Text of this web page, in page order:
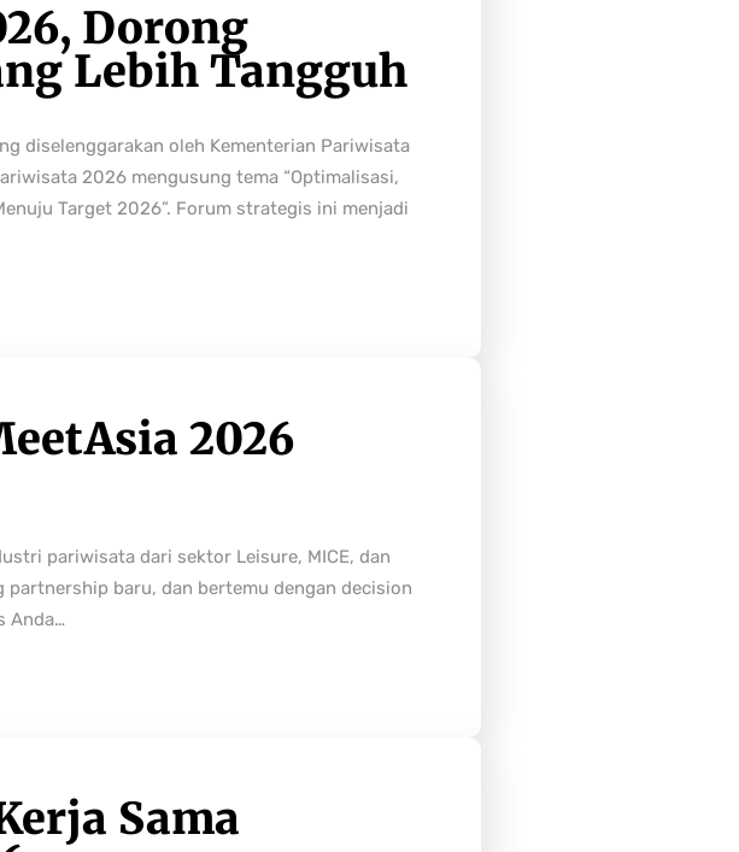
Dorong
Lebih Tangguh
diselenggarakan oleh Kementerian Pariwisata
2026 mengusung tema “Optimalisasi,
Target 2026”. Forum strategis ini menjadi
2026
pariwisata dari sektor Leisure, MICE, dan
baru, dan bertemu dengan decision
Anda…
Sama